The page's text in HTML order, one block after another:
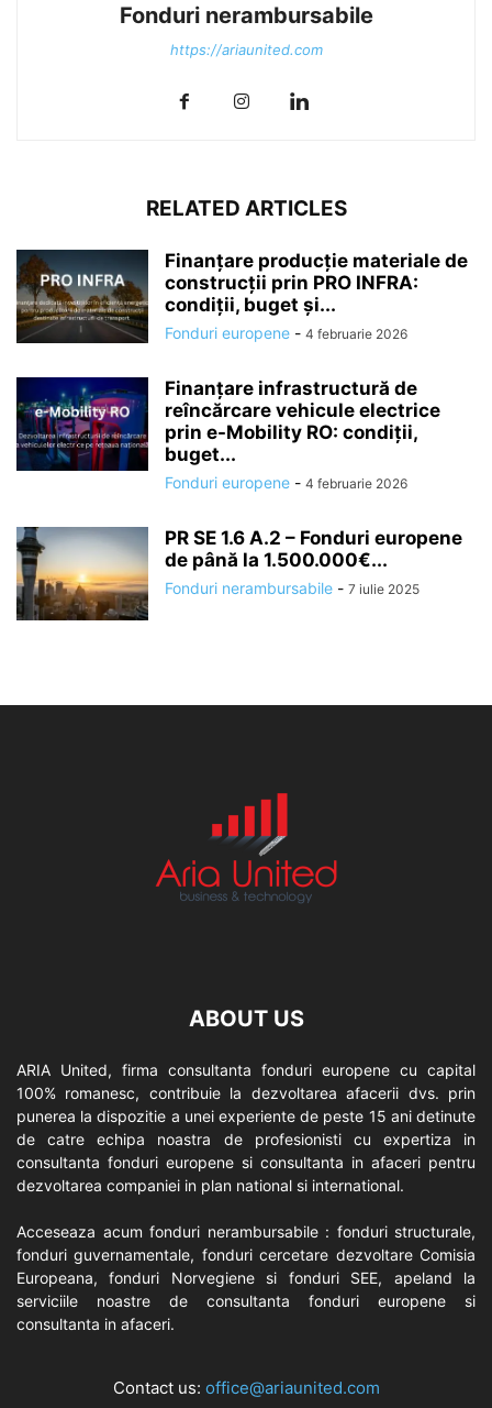
Fonduri nerambursabile
https://ariaunited.com
RELATED ARTICLES
Finanțare producție materiale de
construcții prin PRO INFRA:
condiții, buget și...
Fonduri europene - 4 februarie 2026
Finanțare infrastructură de
reîncărcare vehicule electrice
prin e-Mobility RO: condiții,
buget...
Fonduri europene - 4 februarie 2026
PR SE 1.6 A.2 – Fonduri europene
de până la 1.500.000€...
Fonduri nerambursabile - 7 iulie 2025
ABOUT US
ARIA United, firma consultanta fonduri europene cu capital
100% romanesc, contribuie la dezvoltarea afacerii dvs. prin
punerea la dispozitie a unei experiente de peste 15 ani detinute
de catre echipa noastra de profesionisti cu expertiza in
consultanta fonduri europene si consultanta in afaceri pentru
dezvoltarea companiei in plan national si international.
Acceseaza acum fonduri nerambursabile : fonduri structurale,
fonduri guvernamentale, fonduri cercetare dezvoltare Comisia
Europeana, fonduri Norvegiene si fonduri SEE, apeland la
serviciile noastre de consultanta fonduri europene si
consultanta in afaceri.
Contact us: office@ariaunited.com